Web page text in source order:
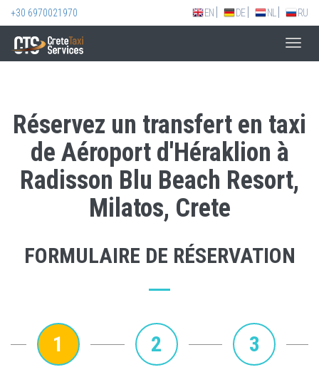
+30 6970021970 EN DE NL RU
Réservez un transfert en taxi
de Aéroport d'Héraklion à
Radisson Blu Beach Resort,
Milatos, Crete
FORMULAIRE DE RÉSERVATION
1 2 3